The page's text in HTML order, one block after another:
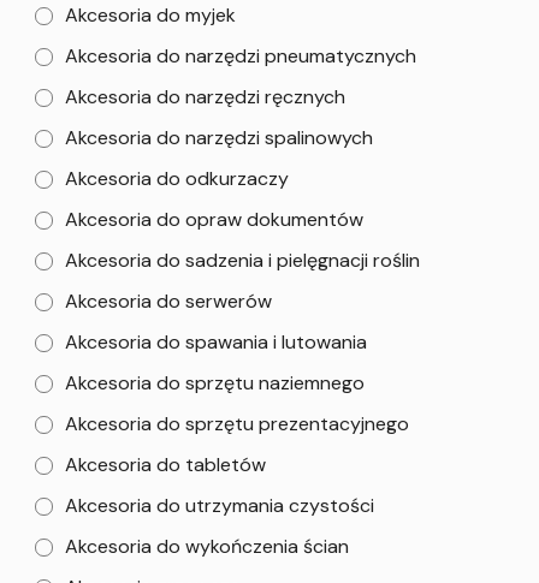
Akcesoria do myjek
Akcesoria do narzędzi pneumatycznych
Akcesoria do narzędzi ręcznych
Akcesoria do narzędzi spalinowych
Akcesoria do odkurzaczy
Akcesoria do opraw dokumentów
Akcesoria do sadzenia i pielęgnacji roślin
Akcesoria do serwerów
Akcesoria do spawania i lutowania
Akcesoria do sprzętu naziemnego
Akcesoria do sprzętu prezentacyjnego
Akcesoria do tabletów
Akcesoria do utrzymania czystości
Akcesoria do wykończenia ścian